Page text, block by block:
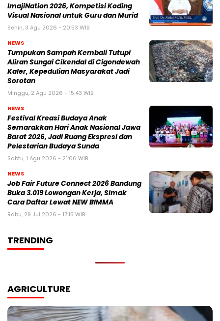
ImajiNation 2026, Kompetisi Koding
Visual Nasional untuk Guru dan Murid
Senin, 3 Agu 2026 - 20:53 WIB
NEWS
Tumpukan Sampah Kembali Tutupi
Aliran Sungai Cikendal di Cigondewah
Kaler, Kepedulian Masyarakat Jadi
Sorotan
Minggu, 2 Agu 2026 - 15:43 WIB
NEWS
Festival Kreasi Budaya Anak
Semarakkan Hari Anak Nasional Jawa
Barat 2026, Jadi Ruang Ekspresi dan
Pelestarian Budaya Sunda
Sabtu, 1 Agu 2026 - 21:06 WIB
NEWS
Job Fair Future Connect 2026 Bandung
Buka 3.019 Lowongan Kerja, Simak
Cara Daftar Lewat NEW BIMMA
Rabu, 29 Jul 2026 - 17:15 WIB
TRENDING
AGRICULTURE